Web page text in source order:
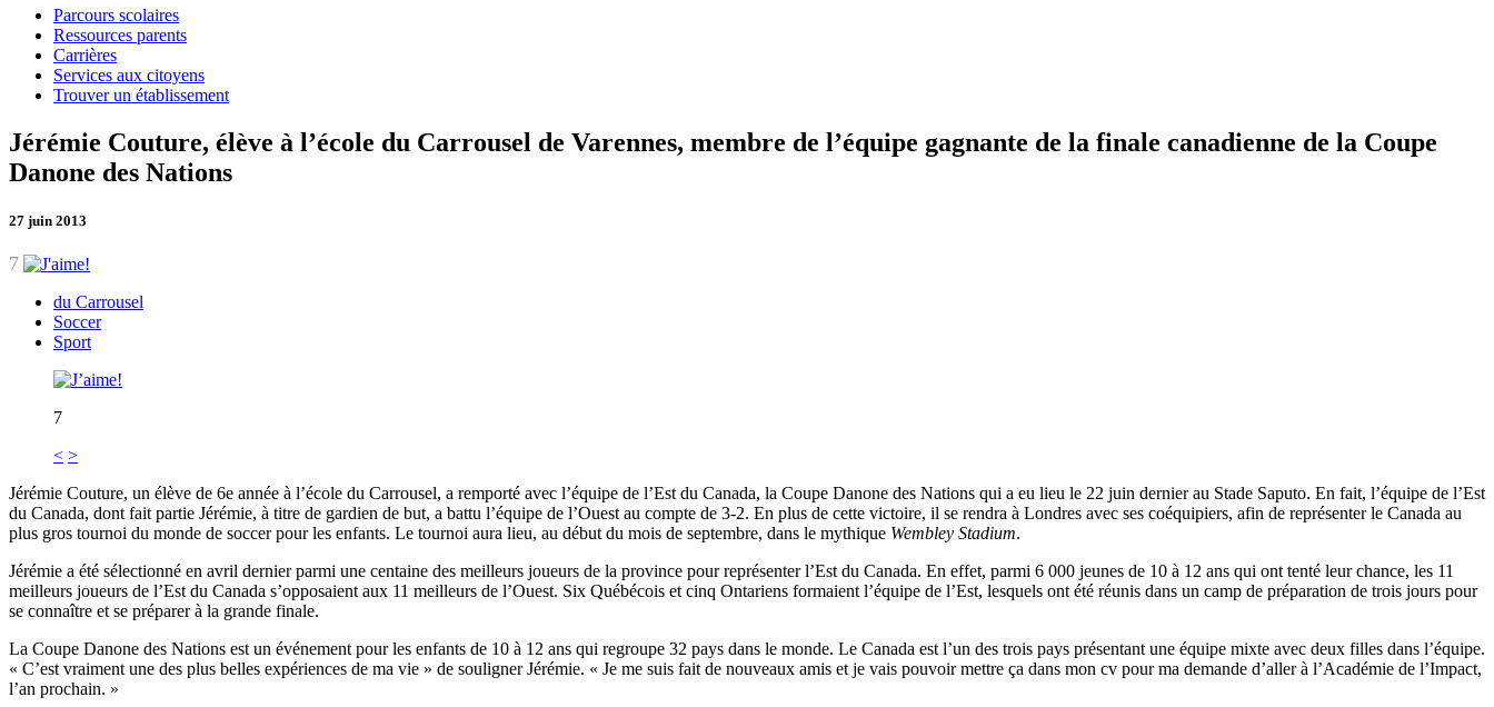
Parcours scolaires
Ressources parents
Carrières
Services aux citoyens
Trouver un établissement
Jérémie Couture, élève à l’école du Carrousel de Varennes, membre de l’équipe gagnante de la finale canadienne de la Coupe
Danone des Nations
27 juin 2013
7
du Carrousel
Soccer
Sport
7
< >
Jérémie Couture, un élève de 6e année à l’école du Carrousel, a remporté avec l’équipe de l’Est du Canada, la Coupe Danone des Nations qui a eu lieu le 22 juin dernier au Stade Saputo. En fait, l’équipe de l’Est
du Canada, dont fait partie Jérémie, à titre de gardien de but, a battu l’équipe de l’Ouest au compte de 3-2. En plus de cette victoire, il se rendra à Londres avec ses coéquipiers, afin de représenter le Canada au
plus gros tournoi du monde de soccer pour les enfants. Le tournoi aura lieu, au début du mois de septembre, dans le mythique Wembley Stadium.
Jérémie a été sélectionné en avril dernier parmi une centaine des meilleurs joueurs de la province pour représenter l’Est du Canada. En effet, parmi 6 000 jeunes de 10 à 12 ans qui ont tenté leur chance, les 11
meilleurs joueurs de l’Est du Canada s’opposaient aux 11 meilleurs de l’Ouest. Six Québécois et cinq Ontariens formaient l’équipe de l’Est, lesquels ont été réunis dans un camp de préparation de trois jours pour
se connaître et se préparer à la grande finale.
La Coupe Danone des Nations est un événement pour les enfants de 10 à 12 ans qui regroupe 32 pays dans le monde. Le Canada est l’un des trois pays présentant une équipe mixte avec deux filles dans l’équipe.
« C’est vraiment une des plus belles expériences de ma vie » de souligner Jérémie. « Je me suis fait de nouveaux amis et je vais pouvoir mettre ça dans mon cv pour ma demande d’aller à l’Académie de l’Impact,
l’an prochain. »